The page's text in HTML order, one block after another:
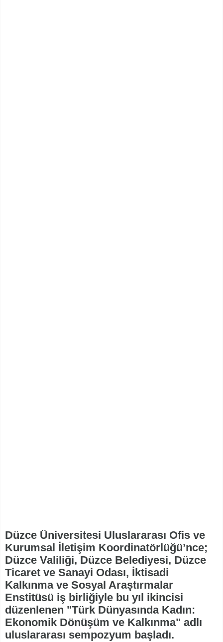
Düzce Üniversitesi Uluslararası Ofis ve
Kurumsal İletişim Koordinatörlüğü’nce;
Düzce Valiliği, Düzce Belediyesi, Düzce
Ticaret ve Sanayi Odası, İktisadi
Kalkınma ve Sosyal Araştırmalar
Enstitüsü iş birliğiyle bu yıl ikincisi
düzenlenen "Türk Dünyasında Kadın:
Ekonomik Dönüşüm ve Kalkınma" adlı
uluslararası sempozyum başladı.